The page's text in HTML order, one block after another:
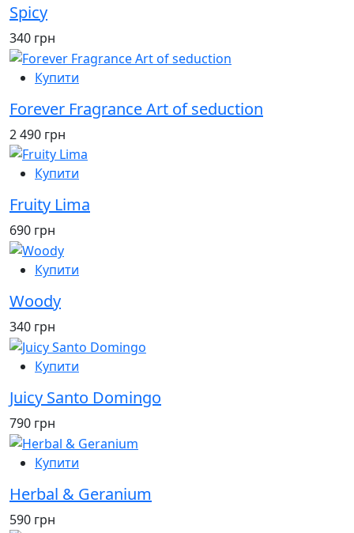
Spicy
340 грн
Купити
Forever Fragrance Art of seduction
2 490 грн
Купити
Fruity Lima
690 грн
Купити
Woody
340 грн
Купити
Juicy Santo Domingo
790 грн
Купити
Herbal & Geranium
590 грн